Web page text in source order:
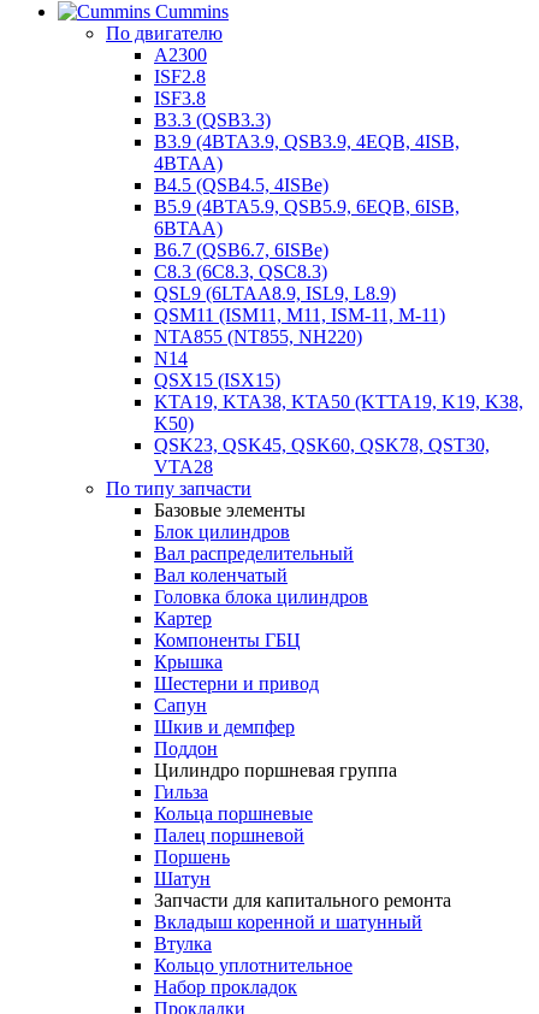
Cummins
По двигателю
A2300
ISF2.8
ISF3.8
B3.3 (QSB3.3)
B3.9 (4BTA3.9, QSB3.9, 4EQB, 4ISB,
4BTAA)
B4.5 (QSB4.5, 4ISBe)
B5.9 (4BTA5.9, QSB5.9, 6EQB, 6ISB,
6BTAA)
B6.7 (QSB6.7, 6ISBe)
C8.3 (6C8.3, QSC8.3)
QSL9 (6LTAA8.9, ISL9, L8.9)
QSM11 (ISM11, M11, ISM-11, M-11)
NTA855 (NT855, NH220)
N14
QSX15 (ISX15)
KTA19, KTA38, KTA50 (KTTA19, K19, K38,
K50)
QSK23, QSK45, QSK60, QSK78, QST30,
VTA28
По типу запчасти
Базовые элементы
Блок цилиндров
Вал распределительный
Вал коленчатый
Головка блока цилиндров
Картер
Компоненты ГБЦ
Крышка
Шестерни и привод
Сапун
Шкив и демпфер
Поддон
Цилиндро поршневая группа
Гильза
Кольца поршневые
Палец поршневой
Поршень
Шатун
Запчасти для капитального ремонта
Вкладыш коренной и шатунный
Втулка
Кольцо уплотнительное
Набор прокладок
Прокладки